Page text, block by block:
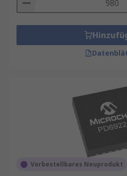
Vorbestellbares Neuprodukt